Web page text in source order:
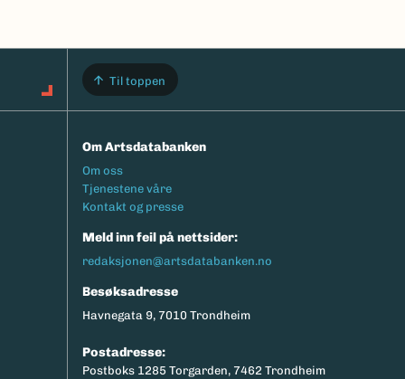
Til toppen
Om Artsdatabanken
Footermeny
Om oss
Tjenestene våre
Kontakt og presse
Meld inn feil på nettsider:
redaksjonen@artsdatabanken.no
Besøksadresse
Havnegata 9, 7010 Trondheim
Postadresse:
Postboks 1285 Torgarden, 7462 Trondheim